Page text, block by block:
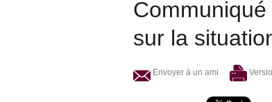
sur la
Envoyer à un ami